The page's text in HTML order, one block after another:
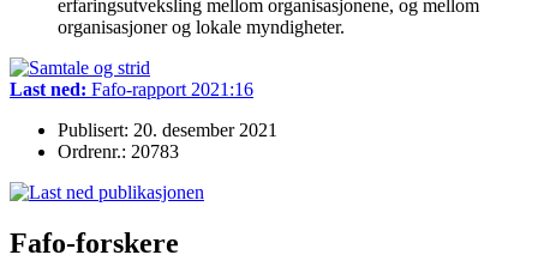
erfaringsutveksling mellom organisasjonene, og mellom
organisasjoner og lokale myndigheter.
Last ned: Fafo-rapport 2021:16
Publisert: 20. desember 2021
Ordrenr.: 20783
Fafo-forskere